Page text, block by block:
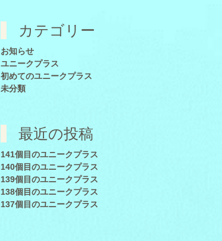
カテゴリー
お知らせ
ユニークプラス
初めてのユニークプラス
未分類
最近の投稿
141個目のユニークプラス
140個目のユニークプラス
139個目のユニークプラス
138個目のユニークプラス
137個目のユニークプラス